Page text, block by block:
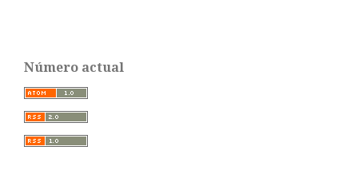
Número actual